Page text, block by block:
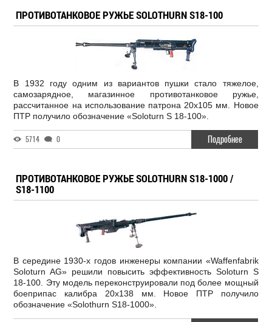
ПРОТИВОТАНКОВОЕ РУЖЬЕ SOLOTHURN S18-100
В 1932 году одним из вариантов пушки стало тяжелое,
самозарядное, магазинное противотанковое ружье,
рассчитанное на использование патрона 20x105 мм. Новое
ПТР получило обозначение «Soloturn S 18-100».
5714 0 Подробнее
ПРОТИВОТАНКОВОЕ РУЖЬЕ SOLOTHURN S18-1000 /
S18-1100
В середине 1930-х годов инженеры компании «Waffenfabrik
Soloturn AG» решили повысить эффективность Soloturn S
18-100. Эту модель переконструировали под более мощный
боеприпас калибра 20x138 мм. Новое ПТР получило
обозначение «Solothurn S18-1000».